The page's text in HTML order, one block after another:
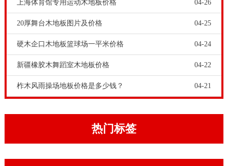
材特性是,气候干燥,木材内部水分释出;气候潮湿,木材会
吸收空气中水分.木地板吸收和释放水分,把室内空气湿
度调节到人体*为舒适的水平。
我国专业运动木地板厂家以客户利益为中心，树立自己
企业的运动木地板品牌形象。专业体育运动木地板在生
的材料进行防腐处理，也就是材料中加入防腐剂，专业
防腐剂除了具有防因潮而腐烂，还能防白蚁等虫蛀。体
育场馆工程商和甲方要擦亮眼睛，选择像品牌体育运动
上海体育馆专用运动木地板价格 04-26
20厚舞台木地板图片及价格 04-25
硬木企口木地板篮球场一平米价格 04-24
新疆橡胶木舞蹈室木地板价格 04-22
柞木风雨操场地板价格是多少钱？ 04-21
热门标签